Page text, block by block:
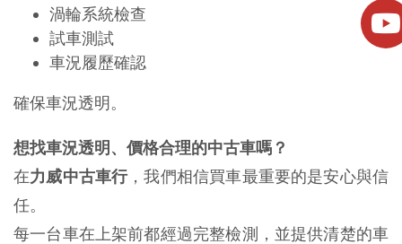
渦輪系統檢查
試車測試
車況履歷確認
確保車況透明。
想找車況透明、價格合理的中古車嗎？
在力威中古車行，我們相信買車最重要的是安心與信
任。
每一台車在上架前都經過完整檢測，並提供清楚的車